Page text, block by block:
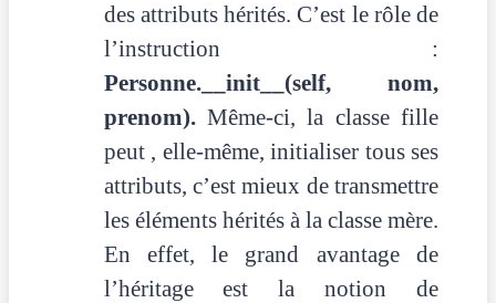
des attributs hérités. C’est le rôle de
l’instruction :
Personne.__init__(self, nom,
prenom).Même-ci, la classe fille
peut , elle-même, initialiser tous ses
attributs, c’est mieux de transmettre
les éléments hérités à la classe mère.
En effet, le grand avantage de
l’héritage est la notion de